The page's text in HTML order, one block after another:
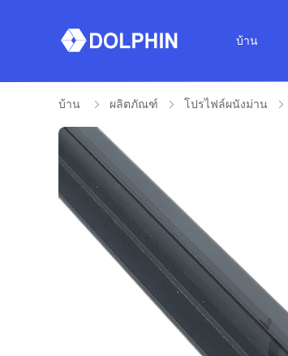
บ้าน
บ้าน ผลิตภัณฑ์ โปรไฟล์ผนังม่าน